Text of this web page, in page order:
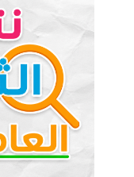
عندما يتعلق
وكهربائي ورجل
الأخرى التي
خبيرًا بالضرورة
المجالات مفيد.